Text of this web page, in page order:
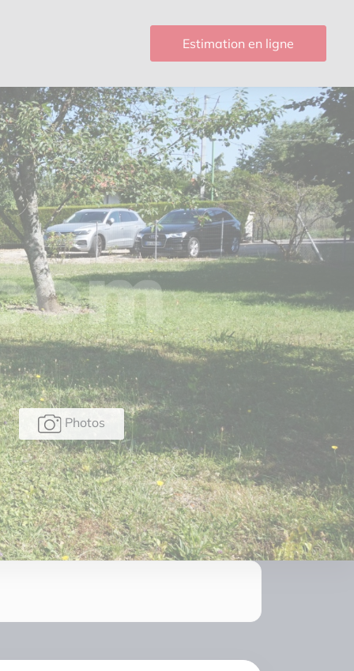
Estimation en ligne
Photos